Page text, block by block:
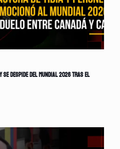
despide del Mundial 2026 tras el